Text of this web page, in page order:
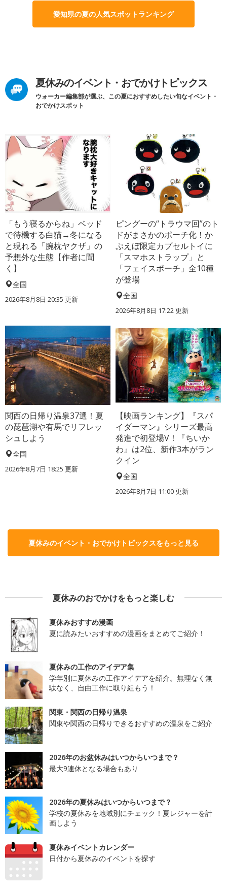
愛知県の夏の人気スポットランキング
夏休みのイベント・おでかけトピックス
ウォーカー編集部が選ぶ、この夏におすすめしたい旬なイベント・
おでかけスポット
「もう寝るからね」ベッド
で待機する白猫→冬になる
と現れる「腕枕ヤクザ」の
予想外な生態【作者に聞
く】
全国
2026年8月8日 20:35 更新
ピングーの“トラウマ回”のト
ドがまさかのポーチ化！か
ぷえぼ限定カプセルトイに
「スマホストラップ」と
「フェイスポーチ」全10種
が登場
全国
2026年8月8日 17:22更新
関西の日帰り温泉37選！夏
の琵琶湖や有馬でリフレッ
シュしよう
全国
2026年8月7日 18:25 更新
【映画ランキング】『スパ
イダーマン』シリーズ最高
発進で初登場V！『ちいか
わ』は2位、新作3本がラン
クイン
全国
2026年8月7日 11:00更新
夏休みのイベント・おでかけトピックスをもっと見る
夏休みのおでかけをもっと楽しむ
夏休みおすすめ漫画
夏に読みたいおすすめの漫画をまとめてご紹介！
夏休みの工作のアイデア集
学年別に夏休みの工作アイデアを紹介。無理なく無
駄なく、自由工作に取り組もう！
関東・関西の日帰り温泉
関東や関西の日帰りできるおすすめの温泉をご紹介
2026年のお盆休みはいつからいつまで？
最大9連休となる場合もあり
2026年の夏休みはいつからいつまで？
学校の夏休みを地域別にチェック！夏レジャーを計
画しよう
夏休みイベントカレンダー
日付から夏休みのイベントを探す